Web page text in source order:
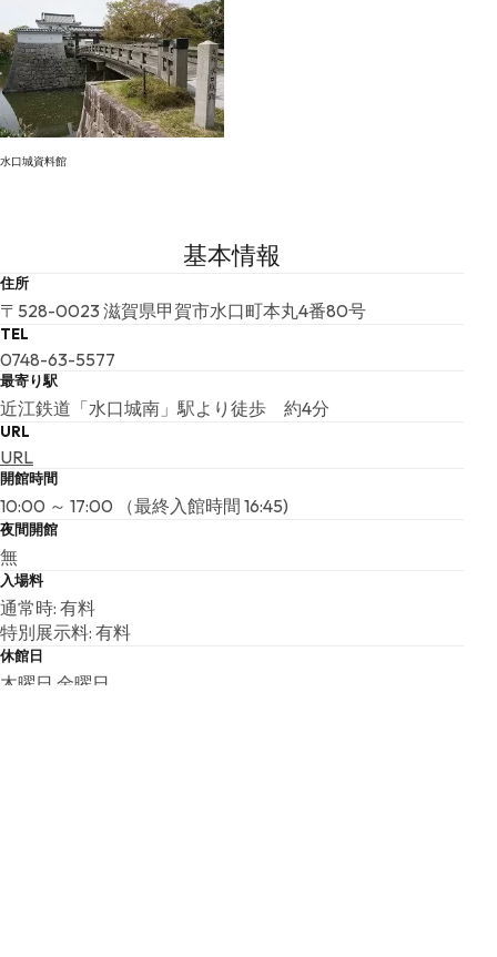
水口城資料館
基本情報
住所
〒528-0023 滋賀県甲賀市水口町本丸4番80号
TEL
0748-63-5577
最寄り駅
近江鉄道「水口城南」駅より徒歩 約4分
URL
URL
開館時間
10:00 ～ 17:00 （最終入館時間 16:45)
夜間開館
無
入場料
通常時: 有料
特別展示料: 有料
休館日
木曜日 金曜日